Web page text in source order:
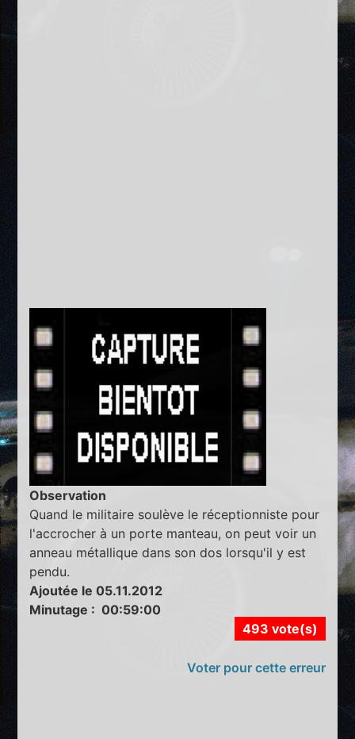
Observation
Quand le militaire soulève le réceptionniste pour
l'accrocher à un porte manteau, on peut voir un
anneau métallique dans son dos lorsqu'il y est
pendu.
Ajoutée le 05.11.2012
Minutage : 00:59:00
493 vote(s)
Voter pour cette erreur